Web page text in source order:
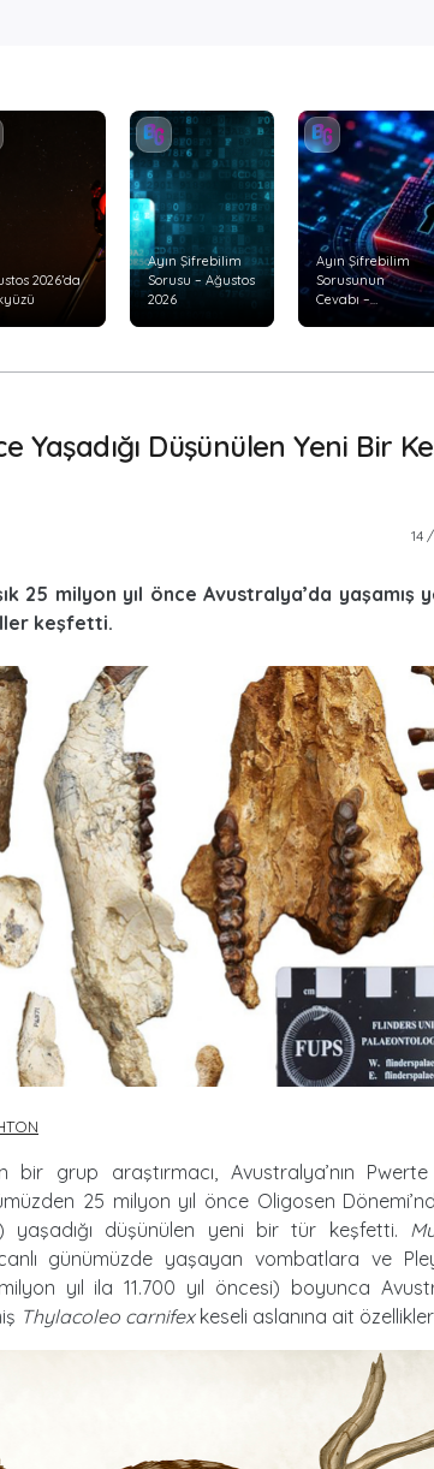
2026’da
Ayın Şifrebilim
Sorusu – Ağustos
2026
Ayın Şifrebilim
Sorusunun
Cevabı –
Yaşadığı Düşünülen Yeni Bir
14
25 milyon yıl önce Avustralya’da yaşamış
keşfetti.
bir grup araştırmacı, Avustralya’nın
25 milyon yıl önce Oligosen
yaşadığı düşünülen yeni bir tür keşfetti.
günümüzde yaşayan vombatlara ve
yıl ila 11.700 yıl öncesi) boyunca
Thylacoleo carnifexkeseli aslanına ait